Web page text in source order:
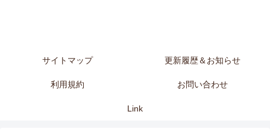
サイトマップ 更新履歴＆お知らせ
利用規約 お問い合わせ
Link